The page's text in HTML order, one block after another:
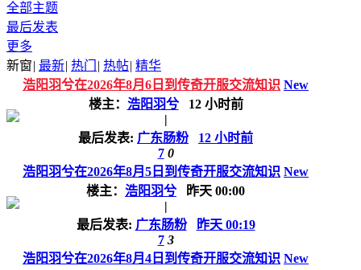
全部主题
最后发表
更多
新窗| 最新| 热门 | 热帖| 精华
浩阳羽兮在2026年8月6日到传奇开服交流知识 New
楼主： 浩阳羽兮
12 小时前
|
最后发表: 广东肠粉
12 小时前
7 0
浩阳羽兮在2026年8月5日到传奇开服交流知识 New
楼主： 浩阳羽兮
昨天 00:00
|
最后发表: 广东肠粉
昨天 00:19
7 3
浩阳羽兮在2026年8月4日到传奇开服交流知识 New